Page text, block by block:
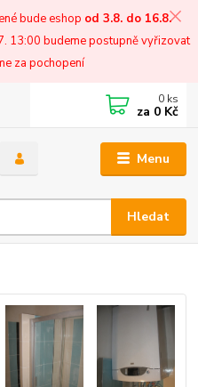
bude eshop od 3.8. do 16.8.
13:00 budeme postupně vyřizovat
za pochopení
Menu
Hledat
0 ks
za 0 Kč